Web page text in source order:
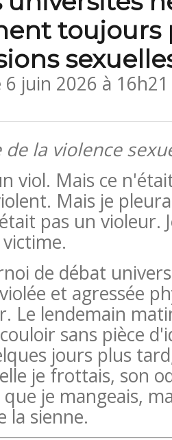
toujours
6 juin 2026 à 16h21
de la violence
viol. Mais ce
Mais je
pas un violeur.
de débat
et agressée
Le lendemain
sans pièce
jours plus
je frottais, son
je mangeais,
la sienne.